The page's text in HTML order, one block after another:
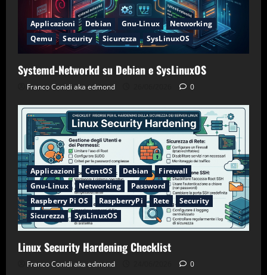
Applicazioni Debian Gnu-Linux
Networking
Qemu
Security Sicurezza SysLinuxOS
Systemd-Networkd su Debian e SysLinuxOS
Franco Conidi aka edmond 0
Applicazioni CentOS Debian
Firewall
Gnu-Linux
Networking
Password
Raspberry Pi OS
RaspberryPi Rete
Security
Sicurezza
SysLinuxOS
Linux Security Hardening Checklist
Franco Conidi aka edmond 0